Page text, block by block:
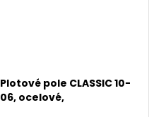
Plotové pole CLASSIC 10-
06, ocelové,